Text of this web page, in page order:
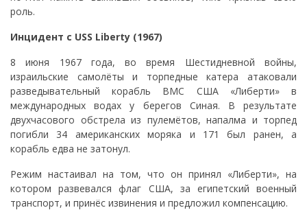
роль.
Инцидент с USS Liberty (1967)
8 июня 1967 года, во время Шестидневной войны,
израильские самолёты и торпедные катера атаковали
разведывательный корабль ВМС США «Либерти» в
международных водах у берегов Синая. В результате
двухчасового обстрела из пулемётов, напалма и торпед
погибли 34 американских моряка и 171 был ранен, а
корабль едва не затонул.
Режим настаивал на том, что он принял «Либерти», на
котором развевался флаг США, за египетский военный
транспорт, и принёс извинения и предложил компенсацию.